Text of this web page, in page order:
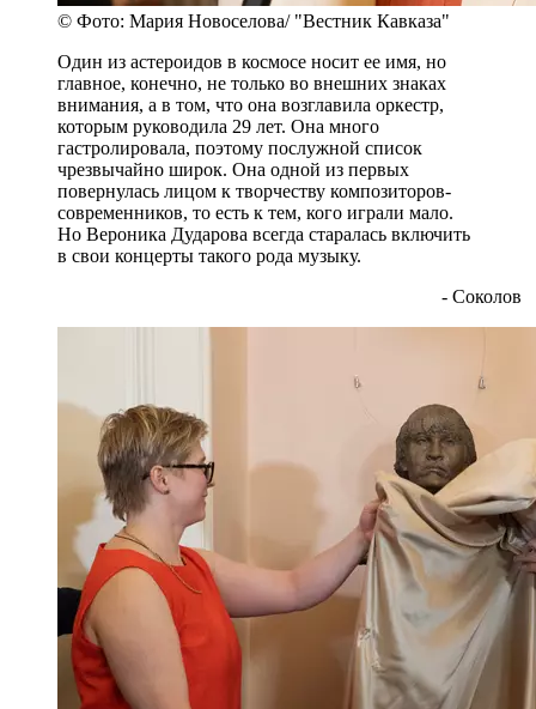
© Фото: Мария Новоселова/ "Вестник Кавказа"
Один из астероидов в космосе носит ее имя, но
главное, конечно, не только во внешних знаках
внимания, а в том, что она возглавила оркестр,
которым руководила 29 лет. Она много
гастролировала, поэтому послужной список
чрезвычайно широк. Она одной из первых
повернулась лицом к творчеству композиторов-
современников, то есть к тем, кого играли мало.
Но Вероника Дударова всегда старалась включить
в свои концерты такого рода музыку.
- Соколов